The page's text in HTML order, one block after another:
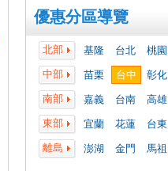
優惠分區導覽
北部 基隆 台北 桃園
中部
苗栗 台中 彰化
南部
嘉義 台南 高雄
東部
宜蘭 花蓮
台東
離島
澎湖 金門 馬祖